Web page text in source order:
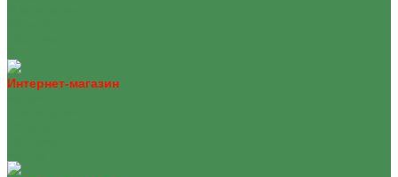
Интернет-магазин